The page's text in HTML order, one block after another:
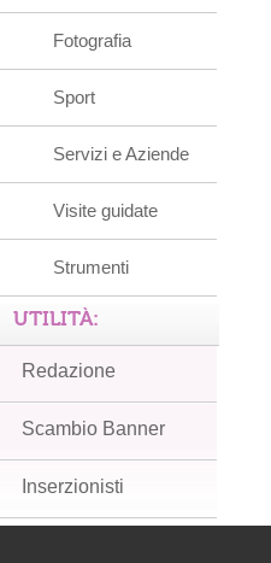
Fotografia
Sport
Servizi e Aziende
Visite guidate
Strumenti
UTILITÀ:
Redazione
Scambio Banner
Inserzionisti